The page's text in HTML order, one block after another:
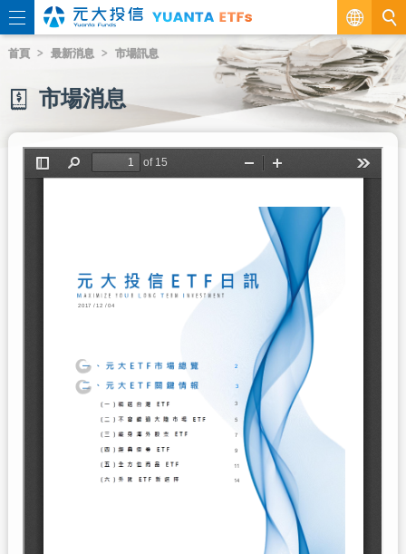
繁
EN
首頁 最新消息 市場訊息
市場消息